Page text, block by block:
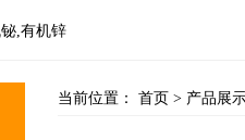
,有机锌
当前位置： 首页 > 产品展